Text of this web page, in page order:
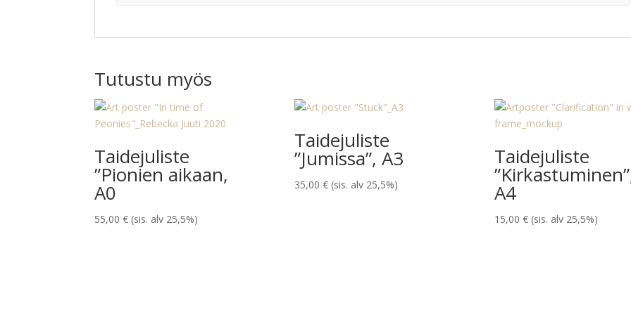
Tutustu myös
Taidejuliste
”Pionien aikaan,
A0
55,00€ (sis. alv 25,5%)
Taidejuliste
”Jumissa”, A3
35,00 € (sis. alv 25,5%)
Taidejuliste
A4
15,00 € (sis. alv 25,5%)